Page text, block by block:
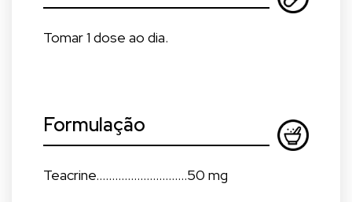
Tomar 1 dose ao dia.
Formulação
Teacrine.............................50 mg